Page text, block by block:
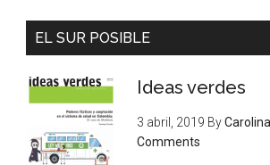
EL SUR POSIBLE
Ideas verdes
3 abril, 2019 By
Comments